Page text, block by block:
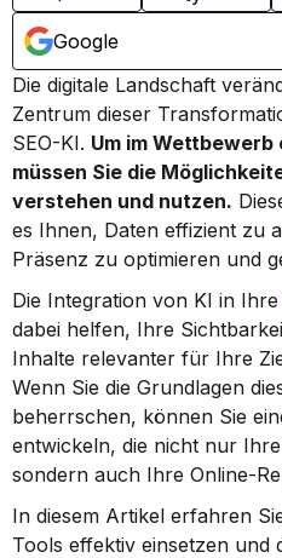
Google
Die digitale Landschaft
Zentrum dieser
SEO-KI. Um im
müssen Sie die
verstehen und nutzen.
es Ihnen, Daten effizient zu
Präsenz zu optimieren und
Die Integration von KI in Ihre
dabei helfen, Ihre
Inhalte relevanter für Ihre
Wenn Sie die Grundlagen
beherrschen, können Sie
entwickeln, die nicht nur
sondern auch Ihre Online-
In diesem Artikel erfahren
Tools effektiv einsetzen und